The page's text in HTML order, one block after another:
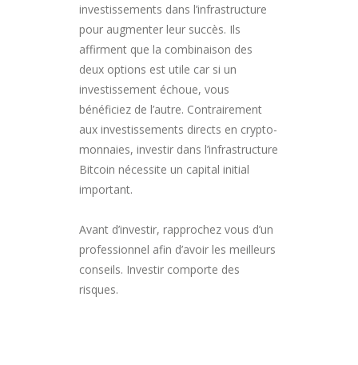
investissements dans l’infrastructure
pour augmenter leur succès. Ils
affirment que la combinaison des
deux options est utile car si un
investissement échoue, vous
bénéficiez de l’autre. Contrairement
aux investissements directs en crypto-
monnaies, investir dans l’infrastructure
Bitcoin nécessite un capital initial
important.
Avant d’investir, rapprochez vous d’un
professionnel afin d’avoir les meilleurs
conseils. Investir comporte des
risques.